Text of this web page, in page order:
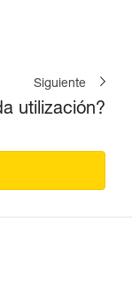
Siguiente
utilización?